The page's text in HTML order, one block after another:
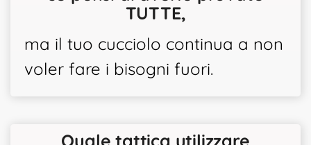
TUTTE,
ma il tuo cucciolo continua a non
voler fare i bisogni fuori.
Quale tattica utilizzare